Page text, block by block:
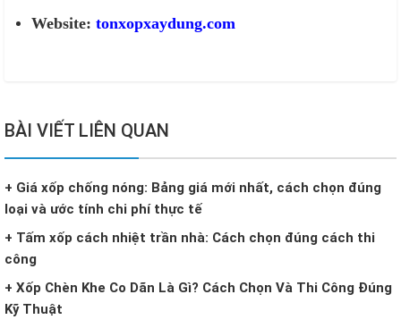
Website: tonxopxaydung.com
BÀI VIẾT LIÊN QUAN
+ Giá xốp chống nóng: Bảng giá mới nhất, cách chọn đúng
loại và ước tính chi phí thực tế
+ Tấm xốp cách nhiệt trần nhà: Cách chọn đúng cách thi
công
+ Xốp Chèn Khe Co Dãn Là Gì? Cách Chọn Và Thi Công Đúng
Kỹ Thuật